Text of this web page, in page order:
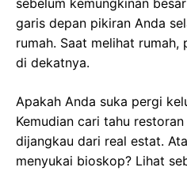
garis depan pikiran Anda
rumah. Saat melihat
di dekatnya.
Apakah Anda suka pergi
Kemudian cari tahu
dijangkau dari real estat.
menyukai bioskop? Lihat